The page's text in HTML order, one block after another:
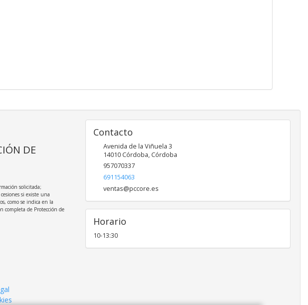
DE
solicitada;
si existe una
como se indica en la
completa de Protección de
Contacto
Avenida de la Viñuela 3
14010 Córdoba, Córdoba
957070337
691154063
ventas@pccore.es
Horario
10-13:30